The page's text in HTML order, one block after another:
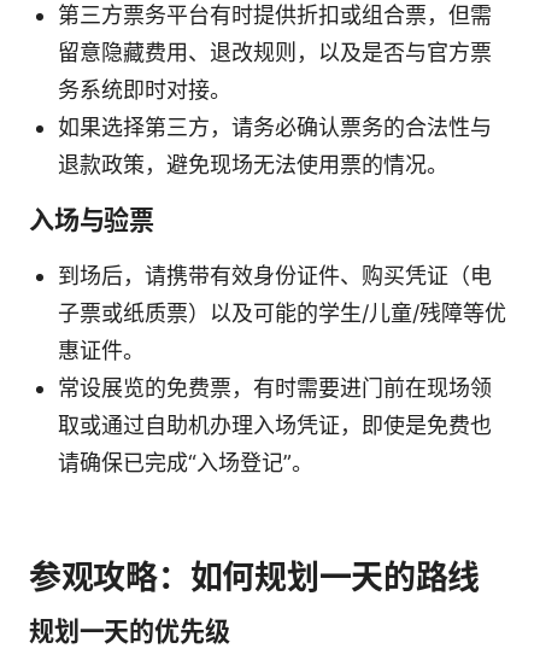
第三方票务平台有时提供折扣或组合票，但需
留意隐藏费用、退改规则，以及是否与官方票
务系统即时对接。
如果选择第三方，请务必确认票务的合法性与
退款政策，避免现场无法使用票的情况。
入场与验票
到场后，请携带有效身份证件、购买凭证（电
子票或纸质票）以及可能的学生/儿童/残障等优
惠证件。
常设展览的免费票，有时需要进门前在现场领
取或通过自助机办理入场凭证，即使是免费也
请确保已完成“入场登记”。
参观攻略：如何规划一天的路线
规划一天的优先级